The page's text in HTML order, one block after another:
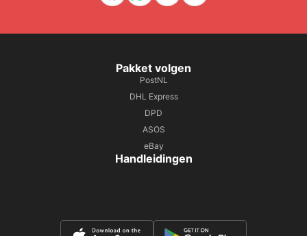
Pakket volgen
PostNL
DHL Express
DPD
ASOS
eBay
Handleidingen